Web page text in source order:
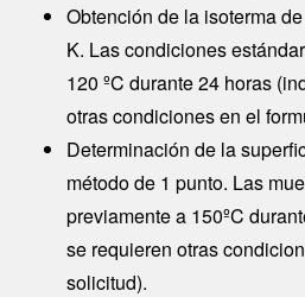
Obtención de la isoterma
K. Las condiciones
120 ºC durante 24 horas
otras condiciones en el
Determinación de la
método de 1 punto. Las
previamente a 150ºC
se requieren otras
solicitud).